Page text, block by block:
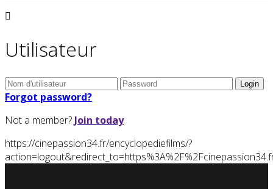
Utilisateur
Forgot password?
Not a member? Join today
https://cinepassion34.fr/encyclopediefilms/?